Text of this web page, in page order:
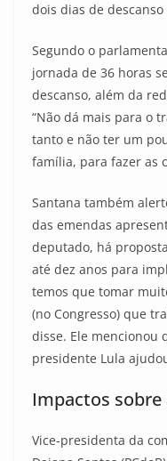
dois dias de
Segundo o
jornada de 36 horas
descanso, além da
“Não dá mais para o
tanto e não ter um
família, para fazer as
Santana também
das emendas
deputado, há
até dez anos para
temos que tomar
(no Congresso) que
disse. Ele mencionou
presidente Lula
Impactos sobre
Vice-presidenta da